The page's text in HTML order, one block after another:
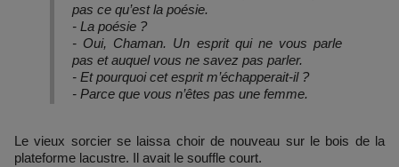
pas ce qu’est la poésie.
- La poésie ?
- Oui, Chaman. Un esprit qui ne vous parle
pas et auquel vous ne savez pas parler.
- Et pourquoi cet esprit m’échapperait-il ?
- Parce que vous n’êtes pas une femme.
Le vieux sorcier se laissa choir de nouveau sur le bois de la
plateforme lacustre. Il avait le souffle court.